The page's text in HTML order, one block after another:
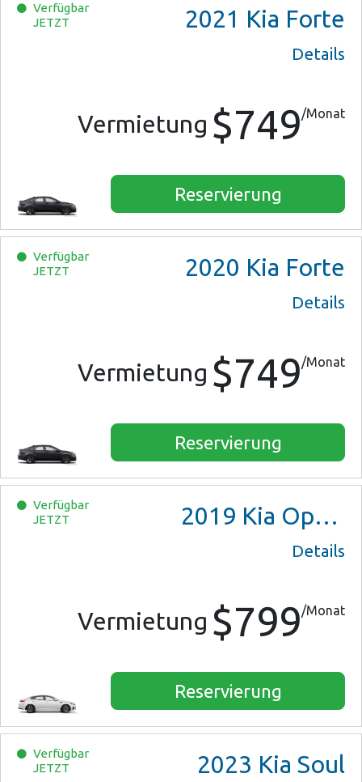
Verfügbar
JETZT
2021 Kia Forte
Details
Vermietung $749/Monat
Reservierung
Verfügbar
JETZT
2020 Kia Forte
Details
Vermietung $749/Monat
Reservierung
Verfügbar
JETZT
2019 Kia Optima
Details
Vermietung $799/Monat
Reservierung
Verfügbar
JETZT
2023 Kia Soul